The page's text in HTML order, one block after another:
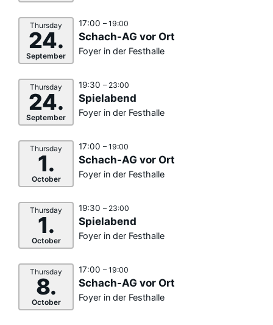
Thursday
24.
September
17:00 – 19:00
Schach-AG vor Ort
Foyer in der Festhalle
Thursday
24.
September
19:30 – 23:00
Spielabend
Foyer in der Festhalle
Thursday
1.
October
17:00 – 19:00
Schach-AG vor Ort
Foyer in der Festhalle
Thursday
1.
October
19:30 – 23:00
Spielabend
Foyer in der Festhalle
Thursday
8.
October
17:00 – 19:00
Schach-AG vor Ort
Foyer in der Festhalle